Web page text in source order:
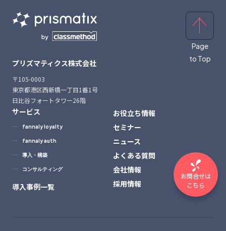
プリズマティクス株式会社
〒105-0003
東京都港区西新橋一丁目1番1号
日比谷フォートタワー26階
サービス
fannaly loyalty
fannaly auth
導入・構築
コンサルティング
導入事例一覧
お役立ち情報
セミナー
ニュース
よくある質問
会社情報
採用情報
Page
to Top
お問合せは
こちら